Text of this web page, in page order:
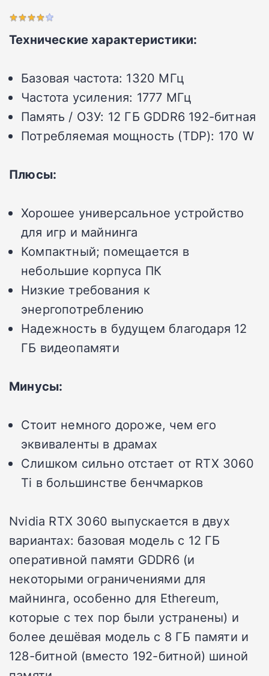
Технические характеристики:
Базовая частота: 1320 МГц
Частота усиления: 1777 МГц
Память / ОЗУ: 12 ГБ GDDR6 192-битная
Потребляемая мощность (TDP): 170 W
Плюсы:
Хорошее универсальное устройство
для игр и майнинга
Компактный; помещается в
небольшие корпуса ПК
Низкие требования к
энергопотреблению
Надежность в будущем благодаря 12
ГБ видеопамяти
Минусы:
Стоит немного дороже, чем его
эквиваленты в драмах
Слишком сильно отстает от RTX 3060
Ti в большинстве бенчмарков
Nvidia RTX 3060 выпускается в двух
вариантах: базовая модель с 12 ГБ
оперативной памяти GDDR6 (и
некоторыми ограничениями для
майнинга, особенно для Ethereum,
которые с тех пор были устранены) и
более дешёвая модель с 8 ГБ памяти и
128-битной (вместо 192-битной) шиной